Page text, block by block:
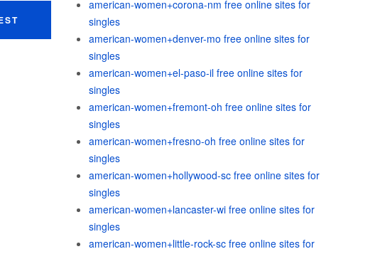
american-women+corona-nm free online sites for
singles
american-women+denver-mo free online sites for
singles
american-women+el-paso-il free online sites for
singles
american-women+fremont-oh free online sites for
singles
american-women+fresno-oh free online sites for
singles
american-women+hollywood-sc free online sites for
singles
american-women+lancaster-wi free online sites for
singles
american-women+little-rock-sc free online sites for